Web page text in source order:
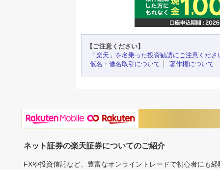
【ご注意ください】
「楽天」を名乗った投資勧誘にご注意くださ
仮名・借名取引について
著作権について
ネット証券の楽天証券についてのご紹介
FXや投資信託など、豊富なオンライントレードで初心者にも